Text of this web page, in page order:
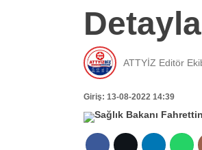
ATTYİZ Editör
Giriş: 13-08-2022 14:39